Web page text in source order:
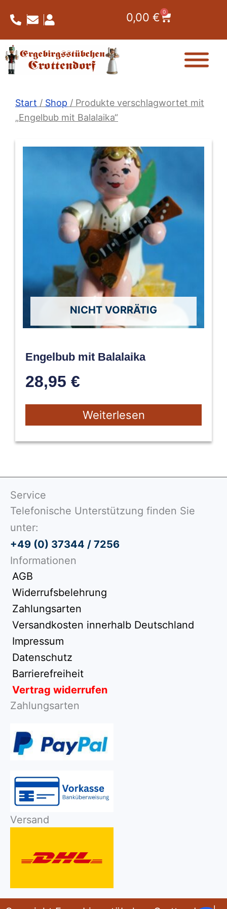
Inhalt
springen
0,00 € 0
Warenkorb
Start / Shop / Produkte verschlagwortet mit
„Engelbub mit Balalaika“
NICHT VORRÄTIG
Engelbub mit Balalaika
28,95 €
Weiterlesen
Service
Telefonische Unterstützung finden Sie
unter:
+49 (0) 37344 / 7256
Informationen
AGB
Widerrufsbelehrung
Zahlungsarten
Versandkosten innerhalb Deutschland
Impressum
Datenschutz
Barrierefreiheit
Vertrag widerrufen
Zahlungsarten
Versand